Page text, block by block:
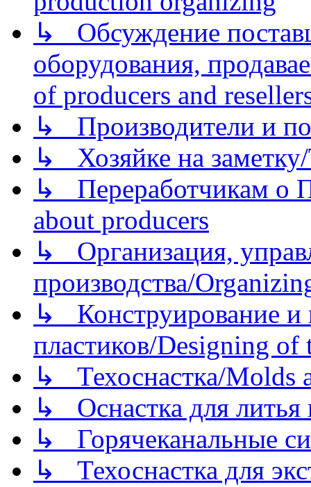
↳ Обсуждение
оборудования,
of producers and
↳ Производители и
↳ Хозяйке на
↳ Переработчикам о
about producers
↳ Организация,
производства/
↳ Конструирование и
пластиков/Designing of
↳ Техоснастка/Molds
↳ Оснастка для литья
↳ Горячеканальные
↳ Техоснастка для